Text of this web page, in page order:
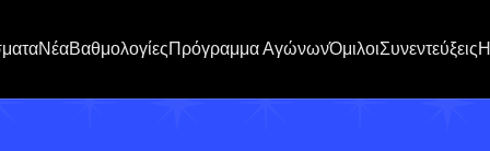
ΝέαΒαθμολογίεςΠρόγραμμα ΑγώνωνΌμιλοιΣυνεντεύξεις